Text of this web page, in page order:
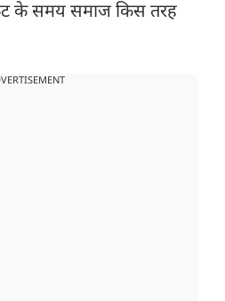
के समय समाज किस तरह